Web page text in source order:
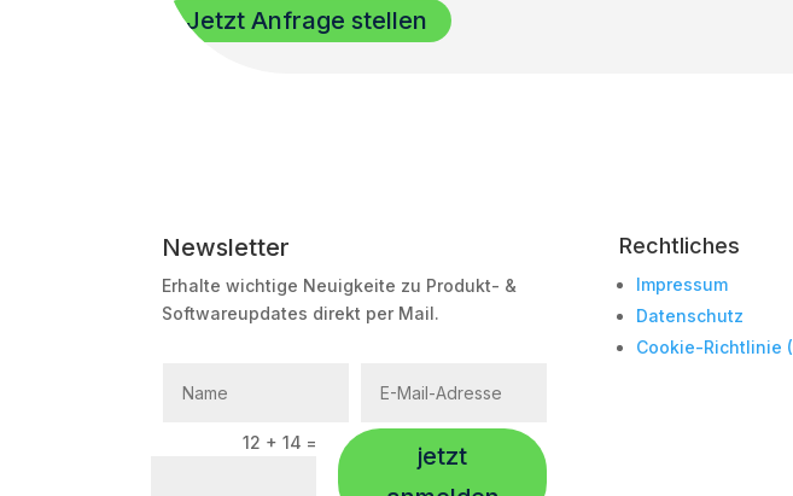
Jetzt Anfrage stellen
Newsletter
Erhalte wichtige Neuigkeite zu Produkt- &
Softwareupdates direkt per Mail.
12 + 14 =
jetzt
Rechtliches
Impressum
Datenschutz
Cookie-Richtlinie